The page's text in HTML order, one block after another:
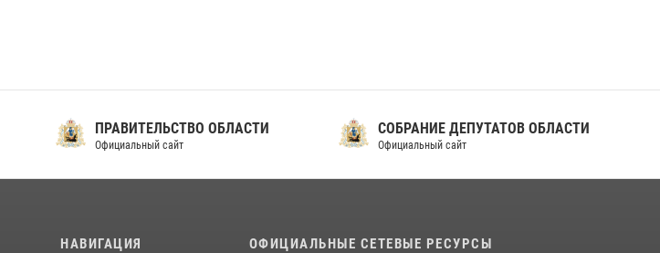
ПРАВИТЕЛЬСТВО ОБЛАСТИ
Официальный сайт
СОБРАНИЕ ДЕПУТАТОВ ОБЛАСТИ
Официальный сайт
НАВИГАЦИЯ ОФИЦИАЛЬНЫЕ СЕТЕВЫЕ РЕСУРСЫ